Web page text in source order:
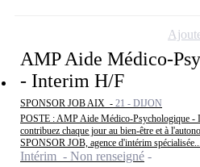
AMP Aide Médico-
- Interim H/F
SPONSOR JOB AIX - 21 - DIJON
POSTE : AMP Aide Médico-Psychologique
contribuez chaque jour au bien-être et à
SPONSOR JOB, agence d'intérim spécialisée...
Intérim - Non renseigné